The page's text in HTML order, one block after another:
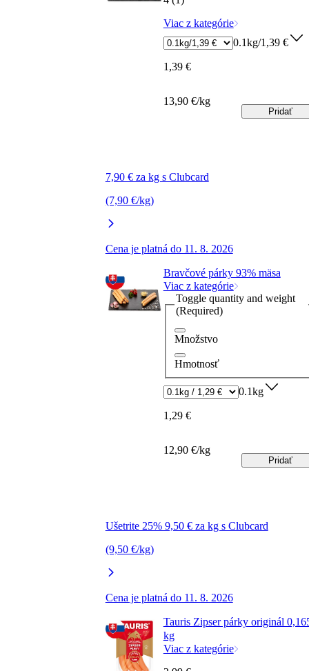
Viac z kategórie
7,90 € za kg s Clubcard
(7,90 €/kg)
Cena je platná do 11. 8. 2026
0.1kg/1,39 €
1,39 €
13,90 €/kg
Pridať
Bravčové párky 93% mäsa
Viac z kategórie
Ušetrite 25% 9,50 € za kg s Clubcard
(9,50 €/kg)
Cena je platná do 11. 8. 2026
Toggle quantity and weight
(Required)
Množstvo
Hmotnosť
0.1kg
1,29 €
12,90 €/kg
Pridať
Tauris Zipser párky originál
kg
Viac z kategórie